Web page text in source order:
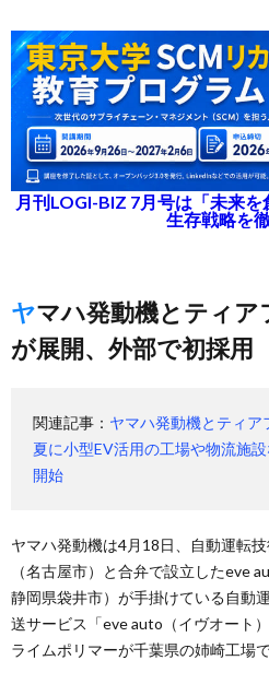
月刊LOGI-BIZ 7月号は「未来
生存戦略を
ヤマハ発動機とティアフォーの合弁会社
が展開、外部で初採用
関連記事： ヤマハ発動機とティ
夏に小型EV活用の工場や物流施
開始
ヤマハ発動機は4月18日、自動運転
（名古屋市）と合弁で設立したeve
静岡県袋井市）が手掛けている自動
送サービス「eve auto（イヴオート
ライムポリマーが千葉県の姉崎工場